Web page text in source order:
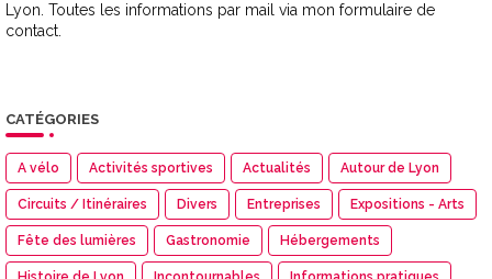
Lyon. Toutes les informations par mail via mon formulaire de
contact.
CATÉGORIES
A vélo Activités sportives Actualités Autour de Lyon
Circuits / Itinéraires Divers Entreprises Expositions - Arts
Fête des lumières Gastronomie Hébergements